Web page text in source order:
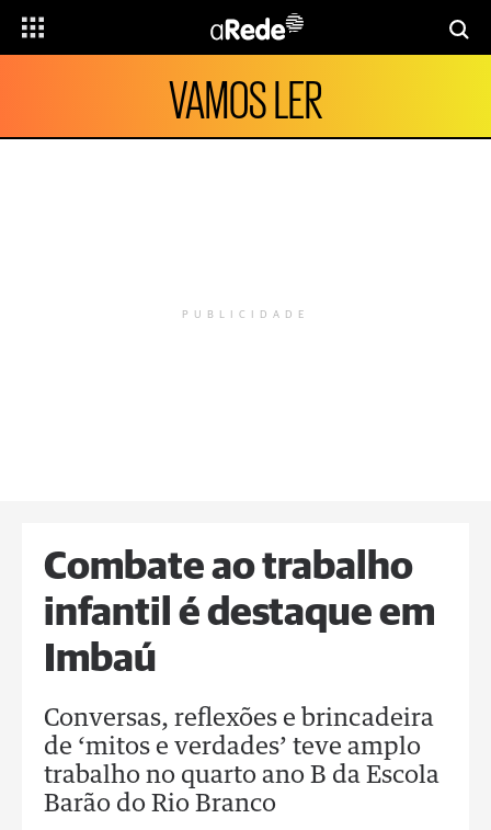
VAMOS LER
PUBLICIDADE
Combate ao trabalho
infantil é destaque em
Imbaú
Conversas, reflexões e brincadeira
de ‘mitos e verdades’ teve amplo
trabalho no quarto ano B da Escola
Barão do Rio Branco